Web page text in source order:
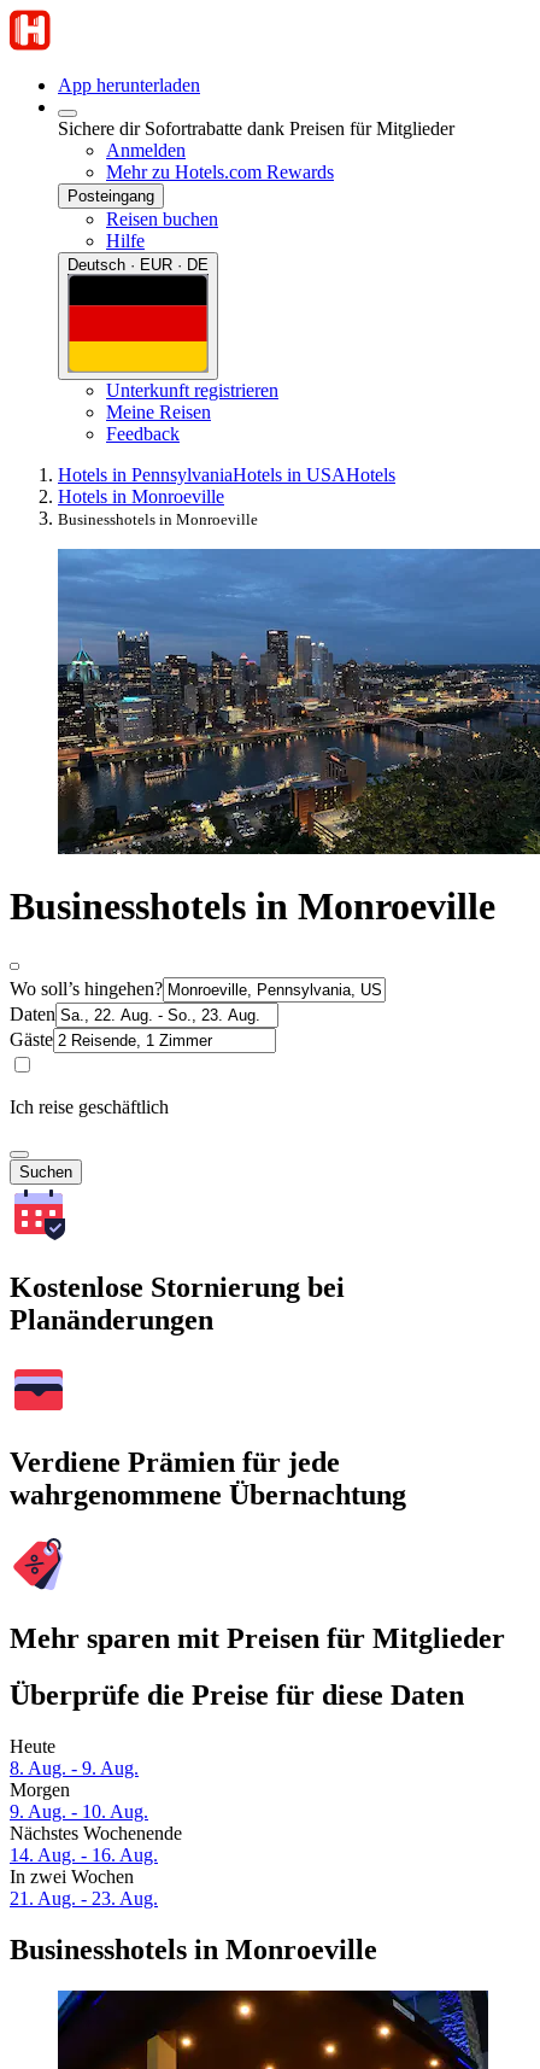
App herunterladen
Sichere dir Sofortrabatte dank Preisen für Mitglieder
Anmelden
Mehr zu Hotels.com Rewards
Posteingang
Reisen buchen
Hilfe
Deutsch · EUR · DE
Unterkunft registrieren
Meine Reisen
Feedback
Hotels in PennsylvaniaHotels in USAHotels
Hotels in Monroeville
Businesshotels in Monroeville
Businesshotels in Monroeville
Wo soll’s hingehen?
Daten
Gäste
Ich reise geschäftlich
Suchen
Kostenlose Stornierung bei
Planänderungen
Verdiene Prämien für jede
wahrgenommene Übernachtung
Mehr sparen mit Preisen für Mitglieder
Überprüfe die Preise für diese Daten
Heute
8. Aug. - 9. Aug.
Morgen
9. Aug. - 10. Aug.
Nächstes Wochenende
14. Aug. - 16. Aug.
In zwei Wochen
21. Aug. - 23. Aug.
Businesshotels in Monroeville